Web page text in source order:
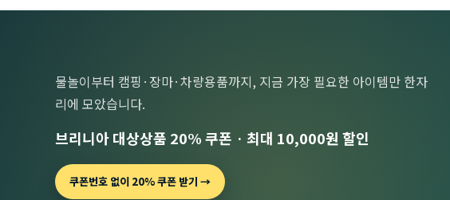
물놀이부터 캠핑·장마·차량용품까지, 지금 가장 필요한 아이템만 한자
리에 모았습니다.
브리니아 대상상품 20% 쿠폰 · 최대 10,000원 할인
쿠폰번호 없이 20% 쿠폰 받기 →